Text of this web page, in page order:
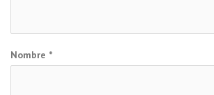
Nombre *